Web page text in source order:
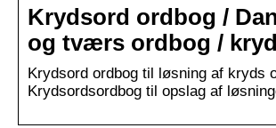
Krydsord ordbog /
og tværs ordbog /
Krydsord ordbog til løsning af kryds
Krydsordsordbog til opslag af